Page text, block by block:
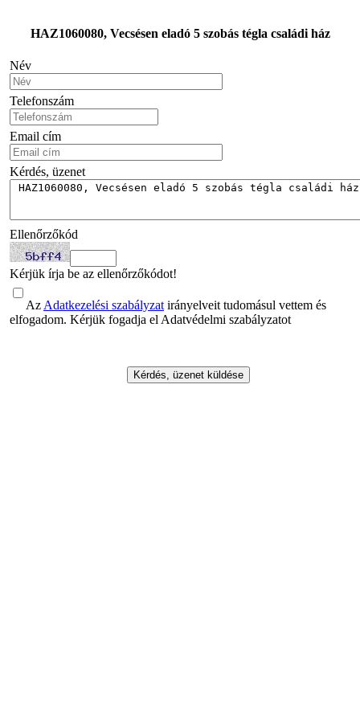
HAZ1060080, Vecsésen eladó 5 szobás tégla családi ház
Név
Telefonszám
Email cím
Kérdés, üzenet
Ellenőrzőkód
Kérjük írja be az ellenőrzőkódot!
Az Adatkezelési szabályzat irányelveit tudomásul vettem és
elfogadom. Kérjük fogadja el Adatvédelmi szabályzatot